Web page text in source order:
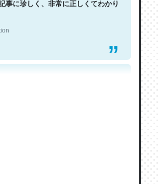
分くらい。小説でいう「ずっと前